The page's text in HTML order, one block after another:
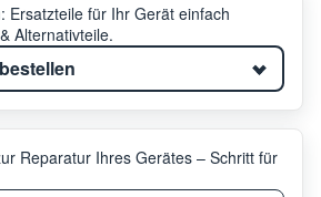
Ersatzteile für Ihr Gerät einfach
Alternativteile.
Reparatur Ihres Gerätes – Schritt für